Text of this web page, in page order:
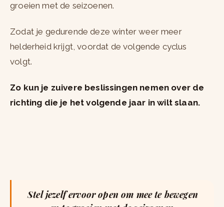
groeien met de seizoenen.
Zodat je gedurende deze winter weer meer
helderheid krijgt, voordat de volgende cyclus
volgt.
Zo kun je zuivere beslissingen nemen over de
richting die je het volgende jaar in wilt slaan.
Stel jezelf ervoor open om mee te bewegen